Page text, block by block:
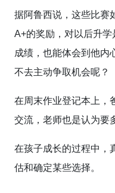
据阿鲁西说，这些比赛
A+的奖励，对以后升
成绩，也能体会到他内
不去主动争取机会呢？
在周末作业登记本上，
交流，老师也是认为要
在孩子成长的过程中，
估和确定某些选择。